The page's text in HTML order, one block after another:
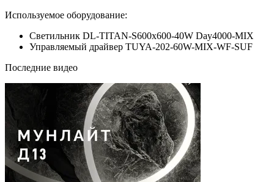
Используемое оборудование:
Светильник DL-TITAN-S600x600-40W Day4000-MIX
Управляемый драйвер TUYA-202-60W-MIX-WF-SUF
Последние видео